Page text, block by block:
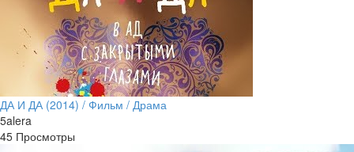
ДА И ДА (2014) / Фильм / Драма
5alera
45 Просмотры